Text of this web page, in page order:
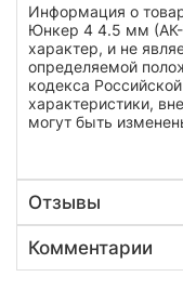
Информация о
Юнкер 4 4.5 мм (АК-
характер, и не
определяемой
кодекса
характеристики,
могут быть
Отзывы
Комментарии